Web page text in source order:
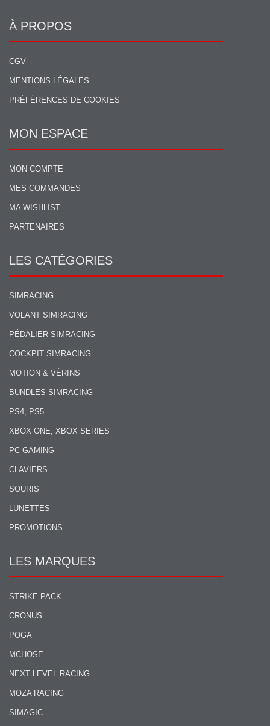
À PROPOS
CGV
MENTIONS LÉGALES
PRÉFÉRENCES DE COOKIES
MON ESPACE
MON COMPTE
MES COMMANDES
MA WISHLIST
PARTENAIRES
LES CATÉGORIES
SIMRACING
VOLANT SIMRACING
PÉDALIER SIMRACING
COCKPIT SIMRACING
MOTION & VÉRINS
BUNDLES SIMRACING
PS4, PS5
XBOX ONE, XBOX SERIES
PC GAMING
CLAVIERS
SOURIS
LUNETTES
PROMOTIONS
LES MARQUES
STRIKE PACK
CRONUS
POGA
MCHOSE
NEXT LEVEL RACING
MOZA RACING
SIMAGIC